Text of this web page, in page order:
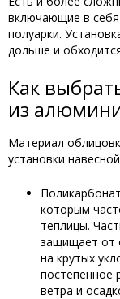
включающие в
полуарки.
дольше и
Как
из
Материал
установки
которым
теплицы.
защищает от
на крутых
постепенное
ветра и